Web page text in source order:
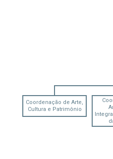
Coordenação de Arte,
Cultura e Patrimônio